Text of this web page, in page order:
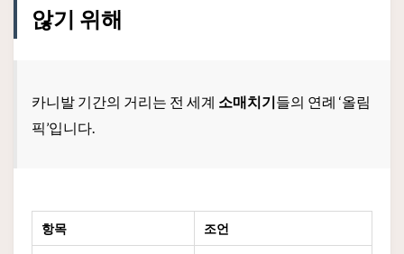
않기 위해
카니발 기간의 거리는 전 세계 소매치기들의 연례 ‘올림
픽’입니다.
항목 조언